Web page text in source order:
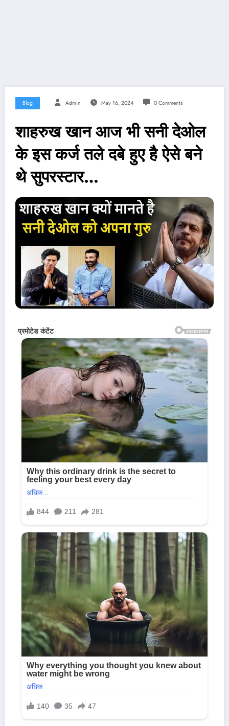
Blog Admin May 16, 2024 0 Comments
शाहरुख खान आज भी सनी देओल
के इस कर्ज तले दबे हुए है ऐसे बने
थे सुपरस्टार…